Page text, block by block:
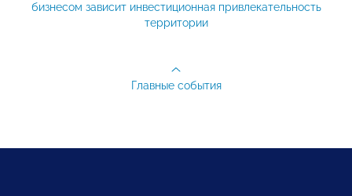
бизнесом зависит инвестиционная привлекательность
территории
Главные события